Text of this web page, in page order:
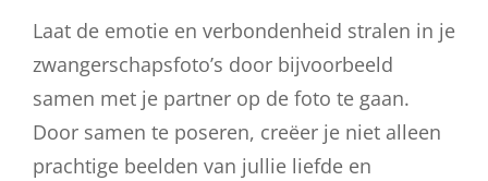
Laat de emotie en verbondenheid stralen in je
zwangerschapsfoto’s door bijvoorbeeld
samen met je partner op de foto te gaan.
Door samen te poseren, creëer je niet alleen
prachtige beelden van jullie liefde en